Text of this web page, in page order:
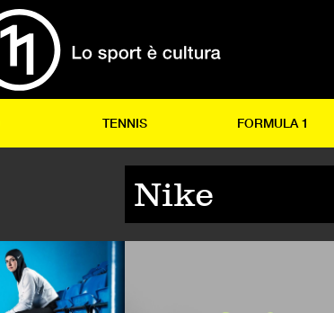
TENNIS FORMULA 1
Nike